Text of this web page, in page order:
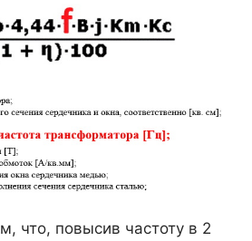
что, повысив частоту в 2